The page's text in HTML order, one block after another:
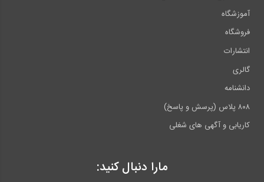
آموزشگاه
فروشگاه
انتشارات
گالری
دانشنامه
۸۰۸ پلاس (پرسش و پاسخ)
کاریابی و آگهی های شغلی
مارا دنبال کنید: